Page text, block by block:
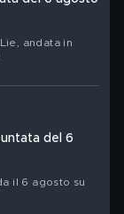
andata in
del 6
il 6 agosto su